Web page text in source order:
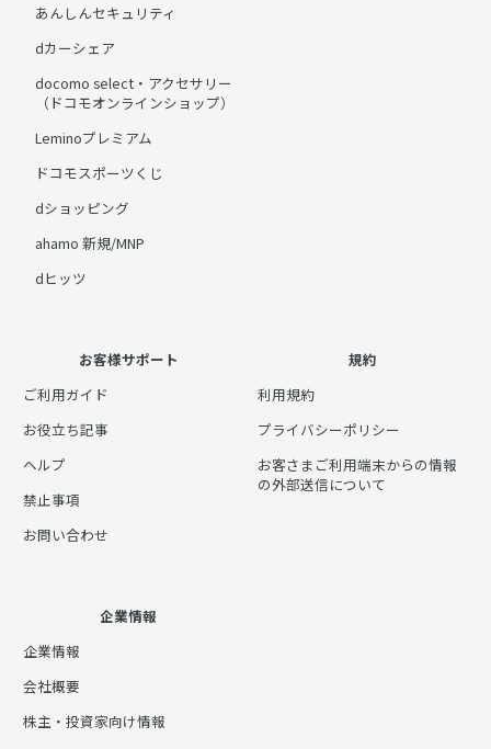
あんしんセキュリティ
dカーシェア
docomo select・アクセサリー
（ドコモオンラインショップ）
Leminoプレミアム
ドコモスポーツくじ
dショッピング
ahamo 新規/MNP
dヒッツ
お客様サポート
ご利用ガイド
お役立ち記事
ヘルプ
禁止事項
お問い合わせ
規約
利用規約
プライバシーポリシー
お客さまご利用端末からの情報
の外部送信について
企業情報
企業情報
会社概要
株主・投資家向け情報